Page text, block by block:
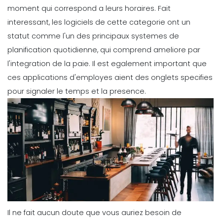
moment qui correspond a leurs horaires. Fait
interessant, les logiciels de cette categorie ont un
statut comme l'un des principaux systemes de
planification quotidienne, qui comprend ameliore par
l'integration de la paie. Il est egalement important que
ces applications d'employes aient des onglets specifies
pour signaler le temps et la presence.
Il ne fait aucun doute que vous auriez besoin de